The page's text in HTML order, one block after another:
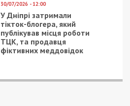
30/07/2026 - 12:00
У Дніпрі затримали
тікток-блогера, який
публікував місця роботи
ТЦК, та продавця
фіктивних меддовідок